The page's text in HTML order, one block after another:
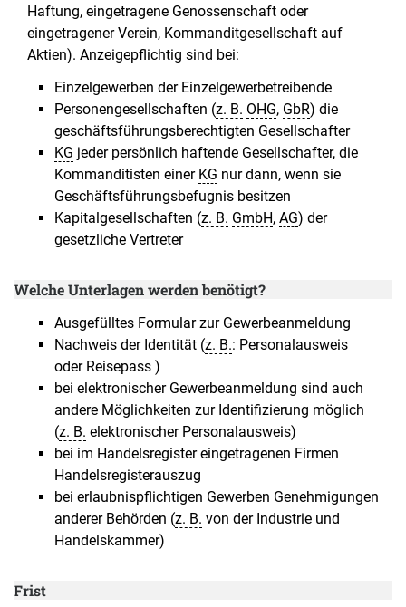
Haftung, eingetragene Genossenschaft oder
eingetragener Verein, Kommanditgesellschaft auf
Aktien). Anzeigepflichtig sind bei:
Einzelgewerben der Einzelgewerbetreibende
Personengesellschaften (z. B. OHG, GbR) die
geschäftsführungsberechtigten Gesellschafter
KG jeder persönlich haftende Gesellschafter, die
Kommanditisten einer KG nur dann, wenn sie
Geschäftsführungsbefugnis besitzen
Kapitalgesellschaften (z. B. GmbH, AG) der
gesetzliche Vertreter
Welche Unterlagen werden benötigt?
Ausgefülltes Formular zur Gewerbeanmeldung
Nachweis der Identität (z. B.: Personalausweis
oder Reisepass )
bei elektronischer Gewerbeanmeldung sind auch
andere Möglichkeiten zur Identifizierung möglich
(z. B. elektronischer Personalausweis)
bei im Handelsregister eingetragenen Firmen
Handelsregisterauszug
bei erlaubnispflichtigen Gewerben Genehmigungen
anderer Behörden (z. B. von der Industrie und
Handelskammer)
Frist